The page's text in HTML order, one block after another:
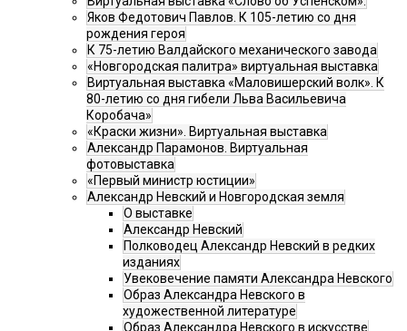
Яков Федотович Павлов. К 105-летию со дня
рождения героя
К 75-летию Валдайского механического завода
«Новгородская палитра» виртуальная выставка
Виртуальная выставка «Маловишерский волк». К
80-летию со дня гибели Льва Васильевича
Коробача»
«Краски жизни». Виртуальная выставка
Александр Парамонов. Виртуальная
фотовыставка
«Первый министр юстиции»
Александр Невский и Новгородская земля
О выставке
Александр Невский
Полководец Александр Невский в редких
изданиях
Увековечение памяти Александра Невского
Образ Александра Невского в
художественной литературе
Образ Александра Невского в искусстве